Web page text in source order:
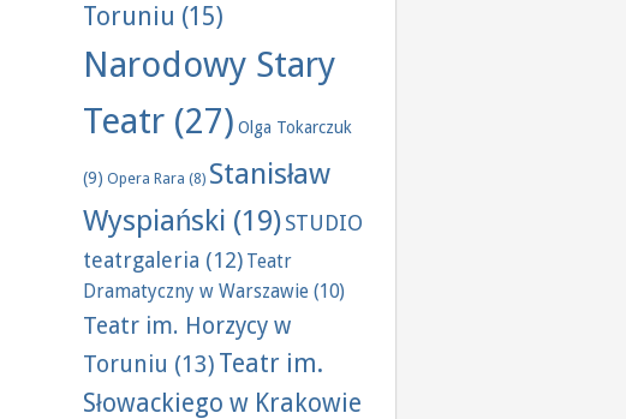
Toruniu (15)
Narodowy Stary
Teatr (27) Olga Tokarczuk
(9) Opera Rara (8) Stanisław
Wyspiański (19)STUDIO
teatrgaleria (12) Teatr
Dramatyczny w Warszawie (10)
Teatr im. Horzycy w
Toruniu (13) Teatr im.
Słowackiego w Krakowie